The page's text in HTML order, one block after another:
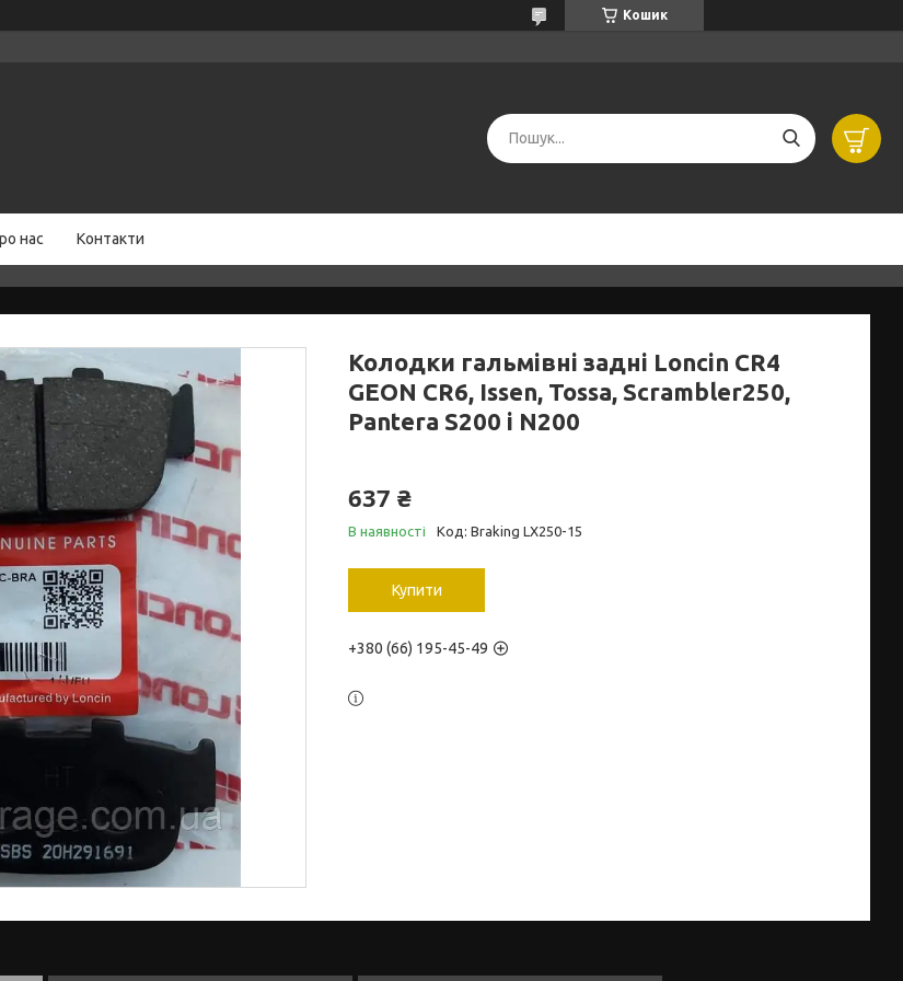
Кошик
нас Контакти
Колодки гальмівні задні Loncin CR4
GEON CR6, Issen, Tossa, Scrambler250,
Pantera S200 і N200
637 ₴
В наявності Код: Braking LX250-15
Купити
+380 (66) 195-45-49